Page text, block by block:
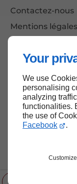
Your
We use
personalising
analyzing
functionalities.
the use of
Facebook
.
Customize
Contactez-nous
Mentions légales